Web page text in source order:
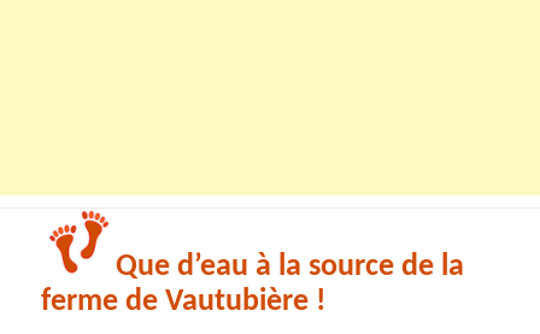
Que d’eau à la source de la
ferme de Vautubière !